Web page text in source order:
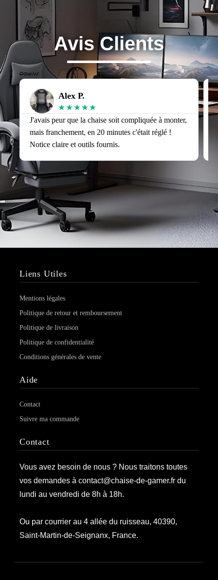
Avis Clients
Alex P.
★ ★ ★ ★ ★
J'avais peur que la chaise soit compliquée à monter,
mais franchement, en 20 minutes c'était réglé !
Notice claire et outils fournis.
Liens Utiles
Mentions légales
Politique de retour et remboursement
Politique de livraison
Politique de confidentialité
Conditions générales de vente
Aide
Contact
Suivre ma commande
Contact
Vous avez besoin de nous ? Nous traitons toutes
vos demandes à contact@chaise-de-gamer.fr du
lundi au vendredi de 8h à 18h.
Ou par courrier au 4 allée du ruisseau, 40390,
Saint-Martin-de-Seignanx, France.